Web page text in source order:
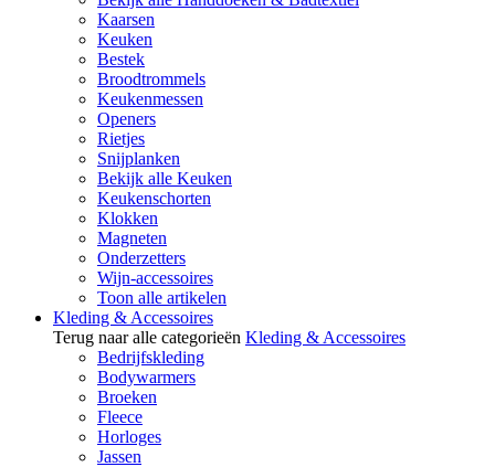
Kaarsen
Keuken
Bestek
Broodtrommels
Keukenmessen
Openers
Rietjes
Snijplanken
Bekijk alle Keuken
Keukenschorten
Klokken
Magneten
Onderzetters
Wijn-accessoires
Toon alle artikelen
Kleding & Accessoires
Terug naar alle categorieën Kleding & Accessoires
Bedrijfskleding
Bodywarmers
Broeken
Fleece
Horloges
Jassen